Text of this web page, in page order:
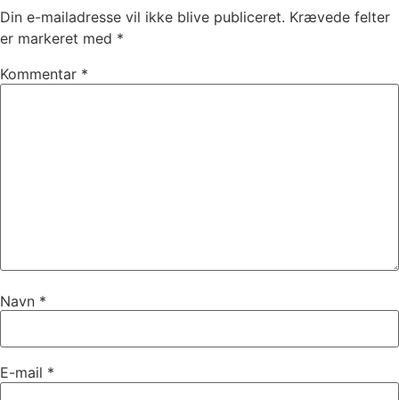
Din e-mailadresse vil ikke blive publiceret. Krævede felter
er markeret med *
Kommentar *
Navn *
E-mail *